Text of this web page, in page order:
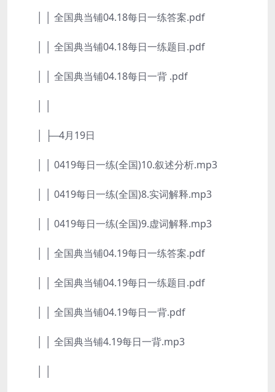
│ │ 全国典当铺04.18每日一练答案.pdf
│ │ 全国典当铺04.18每日一练题目.pdf
│ │ 全国典当铺04.18每日一背 .pdf
│ ├─4月19日
│ │ 0419每日一练(全国)10.叙述分析.mp3
│ │ 0419每日一练(全国)8.实词解释.mp3
│ │ 0419每日一练(全国)9.虚词解释.mp3
│ │ 全国典当铺04.19每日一练答案.pdf
│ │ 全国典当铺04.19每日一练题目.pdf
│ │ 全国典当铺04.19每日一背.pdf
│ │ 全国典当铺4.19每日一背.mp3